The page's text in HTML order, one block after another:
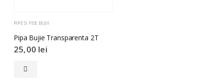
PIPE SI FISE BUJII
Pipa Bujie Transparenta 2T
25,00 lei